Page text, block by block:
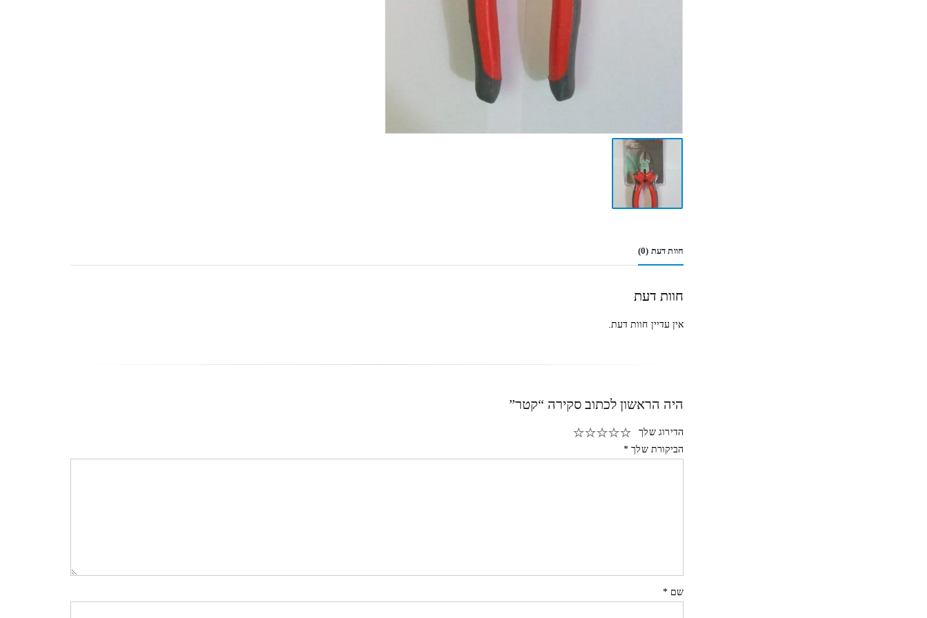
חוות דעת (0)
חוות דעת
אין עדיין חוות דעת.
היה הראשון לכתוב סקירה “קטר”
הדירוג שלך
הביקורת שלך *
שם*